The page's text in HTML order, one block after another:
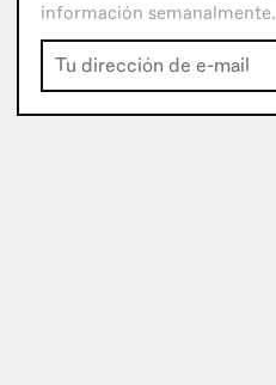
información semanalmente.